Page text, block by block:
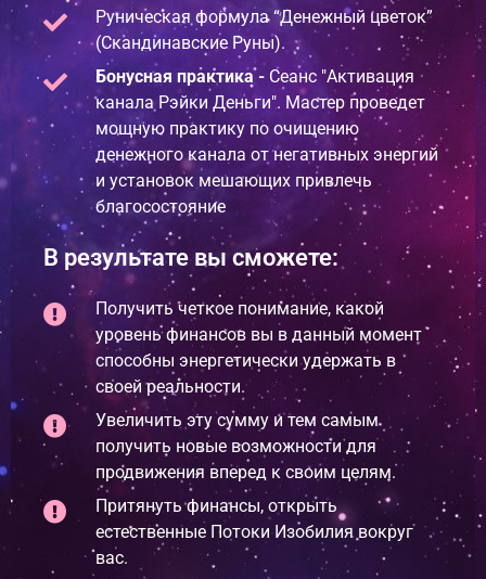
Руническая формула “Денежный цветок”
(Скандинавские Руны).
Бонусная практика -Сеанс "Активация
канала Рэйки Деньги". Мастер проведет
мощную практику по очищению
денежного канала от негативных энергий
и установок мешающих привлечь
благосостояние
В результате вы сможете:
Получить четкое понимание, какой
уровень финансов вы в данный момент
способны энергетически удержать в
своей реальности.
Увеличить эту сумму и тем самым
получить новые возможности для
продвижения вперед к своим целям.
Притянуть финансы, открыть
естественные Потоки Изобилия вокруг
вас.